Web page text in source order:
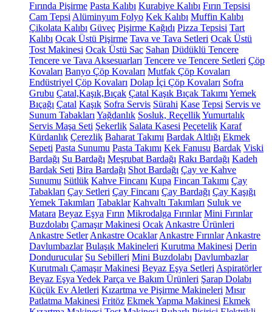
Fırında Pişirme Pasta Kalıbı Kurabiye Kalıbı Fırın Tepsisi
Cam Tepsi Alüminyum Folyo Kek Kalıbı Muffin Kalıbı
Çikolata Kalıbı Güveç Pişirme Kağıdı Pizza Tepsisi Tart
Kalıbı Ocak Üstü Pişirme Tava ve Tava Setleri Ocak Üstü
Tost Makinesi Ocak Üstü Sac Sahan Düdüklü Tencere
Tencere ve Tava Aksesuarları Tencere ve Tencere Setleri Çöp
Kovaları Banyo Çöp Kovaları Mutfak Çöp Kovaları
Endüstriyel Çöp Kovaları Dolap İçi Çöp Kovaları Sofra
Grubu Çatal,Kaşık,Bıçak Çatal Kaşık Bıçak Takımı Yemek
Bıçağı Çatal Kaşık Sofra Servis Sürahi Kase Tepsi Servis ve
Sunum Tabakları Yağdanlık Sosluk, ReçellikYumurtalık
Servis Maşa Seti Şekerlik Salata Kasesi Peçetelik Karaf
Kürdanlık Çerezlik Baharat Takımı Bardak Altlığı Ekmek
Sepeti Pasta Sunumu Pasta Takımı Kek Fanusu Bardak Viski
Bardağı Su Bardağı Meşrubat Bardağı Rakı Bardağı Kadeh
Bardak Seti Bira Bardağı Shot Bardağı Çay ve Kahve
Sunumu Sütlük Kahve Fincanı Kupa Fincan Takımı Çay
Tabakları Çay Setleri Çay Fincanı Çay Bardağı Çay Kaşığı
Yemek Takımları Tabaklar Kahvaltı Takımları Suluk ve
Matara Beyaz Eşya Fırın Mikrodalga Fırınlar Mini Fırınlar
Buzdolabı Çamaşır Makinesi Ocak Ankastre Ürünleri
Ankastre Setler Ankastre Ocaklar Ankastre Fırınlar Ankastre
Davlumbazlar Bulaşık Makineleri Kurutma Makinesi Derin
Dondurucular Su Sebilleri Mini Buzdolabı Davlumbazlar
Kurutmalı Çamaşır Makinesi Beyaz Eşya Setleri Aspiratörler
Beyaz Eşya Yedek Parça ve Bakım Ürünleri Şarap Dolabı
Küçük Ev Aletleri Kızartma ve Pişirme Makineleri Mısır
Patlatma Makinesi Fritöz Ekmek Yapma Makinesi Ekmek